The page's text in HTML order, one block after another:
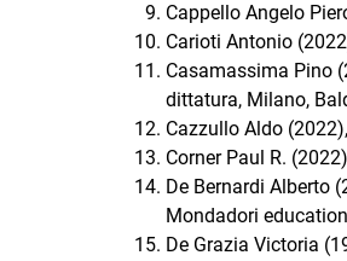
Cappello Angelo
Carioti Antonio
Casamassima Pino
dittatura, Milano,
Cazzullo Aldo
Corner Paul R.
De Bernardi Alberto
Mondadori
De Grazia Victoria